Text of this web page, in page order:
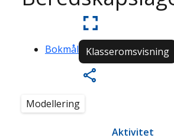
Bokmål Klasseromsvisning
Modellering
Aktivitet